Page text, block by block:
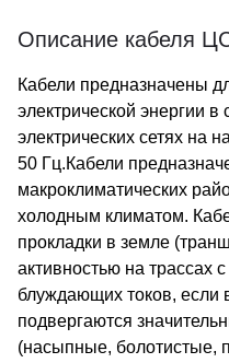
Описание кабеля
Кабели предназначены
электрической энергии
электрических сетях на
50 Гц.Кабели
макроклиматических
холодным климатом.
прокладки в земле
активностью на трассах
блуждающих токов, если
подвергаются
(насыпные, болотистые,